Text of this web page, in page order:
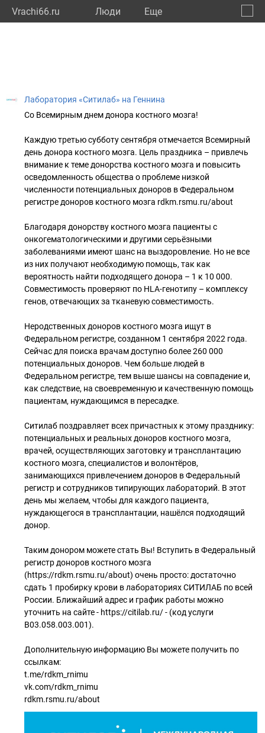
Vrachi66.ru Люди Eще
Лаборатория «Ситилаб» на Геннина
Со Всемирным днем донора костного мозга!
Каждую третью субботу сентября отмечается Всемирный
день донора костного мозга. Цель праздника – привлечь
внимание к теме донорства костного мозга и повысить
осведомленность общества о проблеме низкой
численности потенциальных доноров в Федеральном
регистре доноров костного мозга rdkm.rsmu.ru/about
Благодаря донорству костного мозга пациенты с
онкогематологическими и другими серьёзными
заболеваниями имеют шанс на выздоровление. Но не все
из них получают необходимую помощь, так как
вероятность найти подходящего донора – 1 к 10 000.
Совместимость проверяют по HLA-генотипу – комплексу
генов, отвечающих за тканевую совместимость.
Неродственных доноров костного мозга ищут в
Федеральном регистре, созданном 1 сентября 2022 года.
Сейчас для поиска врачам доступно более 260 000
потенциальных доноров. Чем больше людей в
Федеральном регистре, тем выше шансы на совпадение и,
как следствие, на своевременную и качественную помощь
пациентам, нуждающимся в пересадке.
Ситилаб поздравляет всех причастных к этому празднику:
потенциальных и реальных доноров костного мозга,
врачей, осуществляющих заготовку и трансплантацию
костного мозга, специалистов и волонтёров,
занимающихся привлечением доноров в Федеральный
регистр и сотрудников типирующих лабораторий. В этот
день мы желаем, чтобы для каждого пациента,
нуждающегося в трансплантации, нашёлся подходящий
донор.
Таким донором можете стать Вы! Вступить в Федеральный
регистр доноров костного мозга
(https://rdkm.rsmu.ru/about) очень просто: достаточно
сдать 1 пробирку крови в лабораториях СИТИЛАБ по всей
России. Ближайший адрес и график работы можно
уточнить на сайте - https://citilab.ru/ - (код услуги
B03.058.003.001).
Дополнительную информацию Вы можете получить по
ссылкам:
t.me/rdkm_rnimu
vk.com/rdkm_rnimu
rdkm.rsmu.ru/about